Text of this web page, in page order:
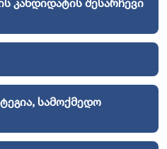
კანდიდატის შესარჩევი
სამოქმედო